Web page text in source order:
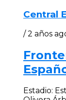
Central
/ 2 años
Estadio: